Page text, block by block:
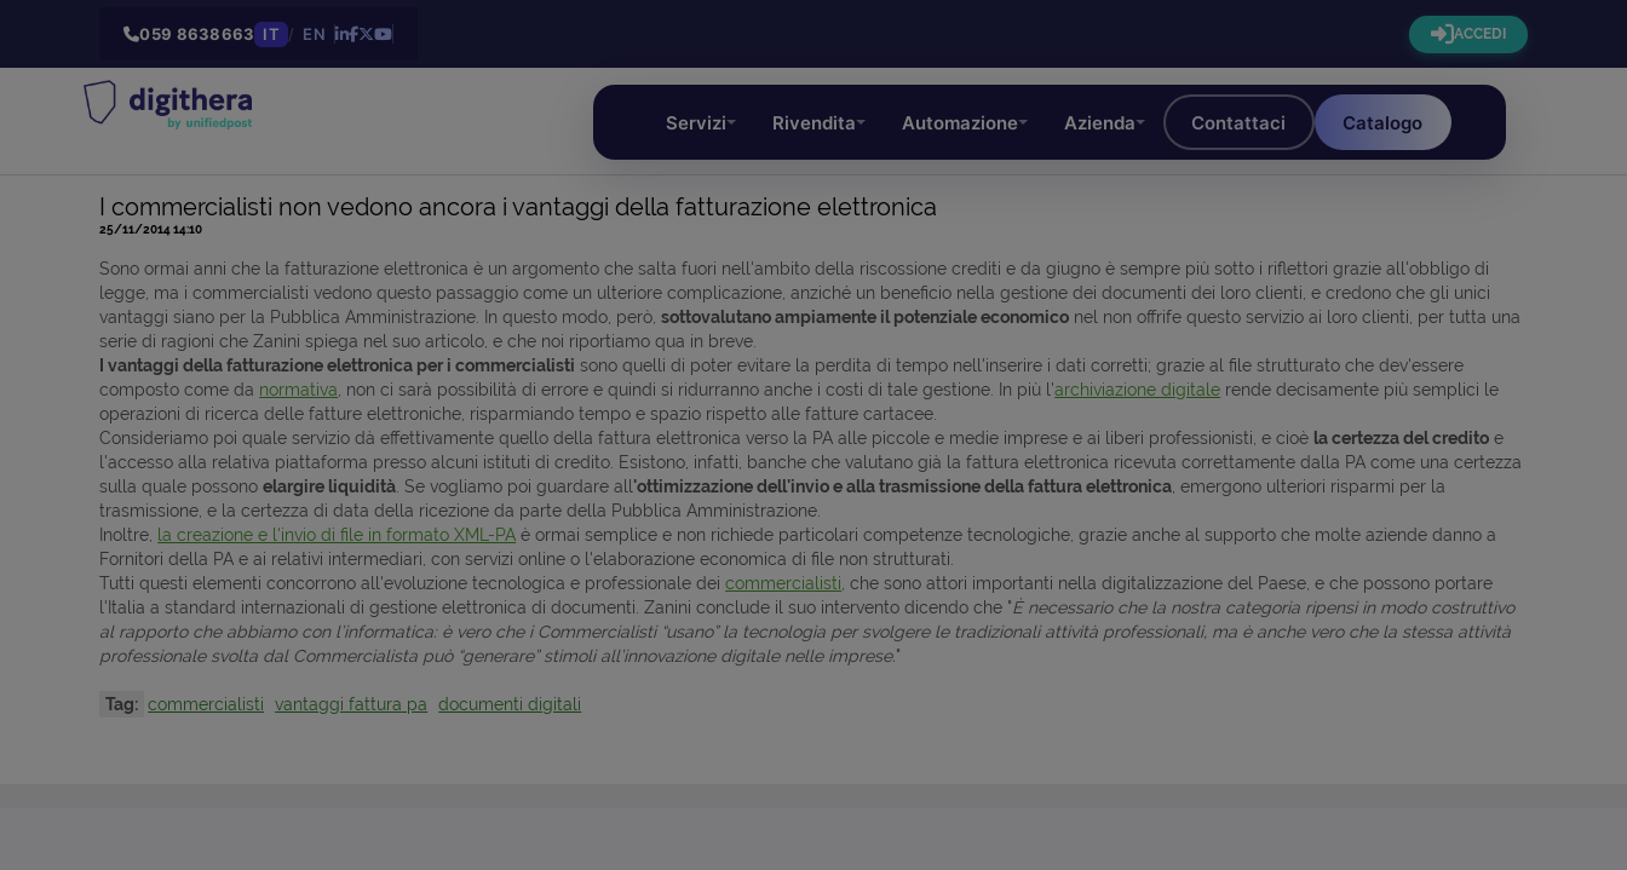
059 8638663 IT / EN ACCEDI
Servizi Rivendita Automazione Azienda Contattaci Catalogo
I commercialisti non vedono ancora i vantaggi della fatturazione elettronica
25/11/2014 14:10
Sono ormai anni che la fatturazione elettronica è un argomento che salta fuori nell'ambito della riscossione crediti e da giugno è sempre più sotto i riflettori grazie all'obbligo di
legge, ma i commercialisti vedono questo passaggio come un ulteriore complicazione, anziché un beneficio nella gestione dei documenti dei loro clienti, e credono che gli unici
vantaggi siano per la Pubblica Amministrazione. In questo modo, però,sottovalutano ampiamente il potenziale economico nel non offrife questo servizio ai loro clienti, per tutta una
serie di ragioni che Zanini spiega nel suo articolo, e che noi riportiamo qua in breve.
I vantaggi della fatturazione elettronica per i commercialisti sono quelli di poter evitare la perdita di tempo nell'inserire i dati corretti; grazie al file strutturato che dev'essere
composto come da normativa , non ci sarà possibilità di errore e quindi si ridurranno anche i costi di tale gestione. In più l'archiviazione digitale rende decisamente più semplici le
operazioni di ricerca delle fatture elettroniche, risparmiando tempo e spazio rispetto alle fatture cartacee.
Consideriamo poi quale servizio dà effettivamente quello della fattura elettronica verso la PA alle piccole e medie imprese e ai liberi professionisti, e cioè la certezza del credito e
l'accesso alla relativa piattaforma presso alcuni istituti di credito. Esistono, infatti, banche che valutano già la fattura elettronica ricevuta correttamente dalla PA come una certezza
sulla quale possonoelargire liquidità . Se vogliamo poi guardare all 'ottimizzazione dell'invio e alla trasmissione della fattura elettronica , emergono ulteriori risparmi per la
trasmissione, e la certezza di data della ricezione da parte della Pubblica Amministrazione.
Inoltre,
la creazione e l'invio di file in formato XML-PA è ormai semplice e non richiede particolari competenze tecnologiche, grazie anche al supporto che molte aziende danno a
Fornitori della PA e ai relativi intermediari, con servizi online o l'elaborazione economica di file non strutturati.
Tutti questi elementi concorrono all'evoluzione tecnologica e professionale deicommercialisti , che sono attori importanti nella digitalizzazione del Paese, e che possono portare
l'Italia a standard internazionali di gestione elettronica di documenti. Zanini conclude il suo intervento dicendo che "È necessario che la nostra categoria ripensi in modo costruttivo
al rapporto che abbiamo con l’informatica: è vero che i Commercialisti “usano” la tecnologia per svolgere le tradizionali attività professionali, ma è anche vero che la stessa attività
professionale svolta dal Commercialista può “generare” stimoli all’innovazione digitale nelle imprese."
Tag: commercialisti vantaggi fattura pa documenti digitali